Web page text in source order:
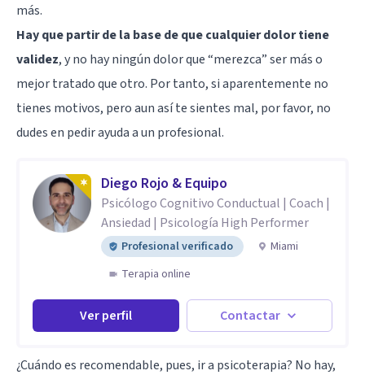
más.
Hay que partir de la base de que cualquier dolor tiene
validez, y no hay ningún dolor que “merezca” ser más o
mejor tratado que otro. Por tanto, si aparentemente no
tienes motivos, pero aun así te sientes mal, por favor, no
dudes en pedir ayuda a un profesional.
Diego Rojo & Equipo
Psicólogo Cognitivo Conductual | Coach |
Ansiedad | Psicología High Performer
Profesional verificado
Miami
Terapia online
Ver perfil Contactar
¿Cuándo es recomendable, pues, ir a psicoterapia? No hay,